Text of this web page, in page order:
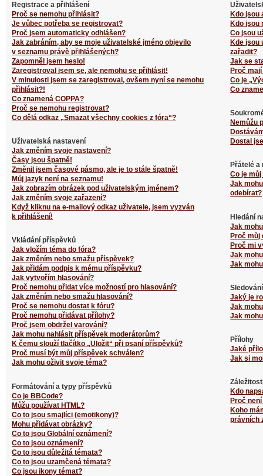
Registrace a přihlášení
Proč se nemohu přihlásit?
Je vůbec potřeba se registrovat?
Proč jsem automaticky odhlášen?
Jak zabráním, aby se moje uživatelské jméno objevilo
v seznamu právě přihlášených?
Zapomněl jsem heslo!
Zaregistroval jsem se, ale nemohu se přihlásit!
V minulosti jsem se zaregistroval, ovšem nyní se nemohu
přihlásit?!
Co znamená COPPA?
Proč se nemohu registrovat?
Co dělá odkaz „Smazat všechny cookies z fóra“?
Uživatelská nastavení
Jak změním svoje nastavení?
Časy jsou špatně!
Změnil jsem časové pásmo, ale je to stále špatně!
Můj jazyk není na seznamu!
Jak zobrazím obrázek pod uživatelským jménem?
Jak změním svoje zařazení?
Když kliknu na e-mailový odkaz uživatele, jsem vyzván
k přihlášení!
Vkládání příspěvků
Jak vložím téma do fóra?
Jak změním nebo smažu příspěvek?
Jak přidám podpis k mému příspěvku?
Jak vytvořím hlasování?
Proč nemohu přidat více možností pro hlasování?
Jak změním nebo smažu hlasování?
Proč se nemohu dostat k fóru?
Proč nemohu přidávat přílohy?
Proč jsem obdržel varování?
Jak mohu nahlásit příspěvek moderátorům?
K čemu slouží tlačítko „Uložit“ při psaní příspěvků?
Proč musí být můj příspěvek schválen?
Jak mohu oživit svoje téma?
Formátování a typy příspěvků
Co je BBCode?
Můžu používat HTML?
Co to jsou smajlíci (emotikony)?
Mohu přidávat obrázky?
Co to jsou Globální oznámení?
Co to jsou oznámení?
Co to jsou důležitá témata?
Co to jsou uzamčená témata?
Co jsou ikony témat?
Kdo jsou
Kdo jsou
Co jsou
Kde jsou
zařadit?
Jak se
Proč
Co je
Co
Nemůžu
Dostal
Přátelé a
Co je
Jak
odebírat?
Hledání
Jak
Proč můj
Proč mi
Jak
Jak
Jaký je
Jak
Jak
Přílohy
Jaké
Jak si
Kdo
Proč
Koho
právních